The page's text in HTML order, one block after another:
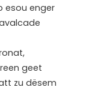
esou enger
geet
zu dësem